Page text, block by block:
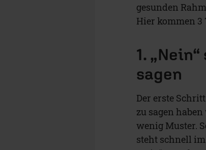
gesunden
Hier kommen 3
1.
sagen
Der erste
zu sagen
wenig Muster.
steht schnell